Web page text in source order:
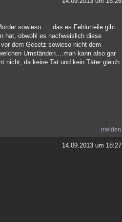
sowieso......das es Fehlurteile gibt
hat, obwohl es nachweislich diese
dem Gesetz sowieso nicht dem
Umständen....man kann also gar
nicht, da keine Tat und kein Täter gleich
melden
14.09.2013 um 18:27